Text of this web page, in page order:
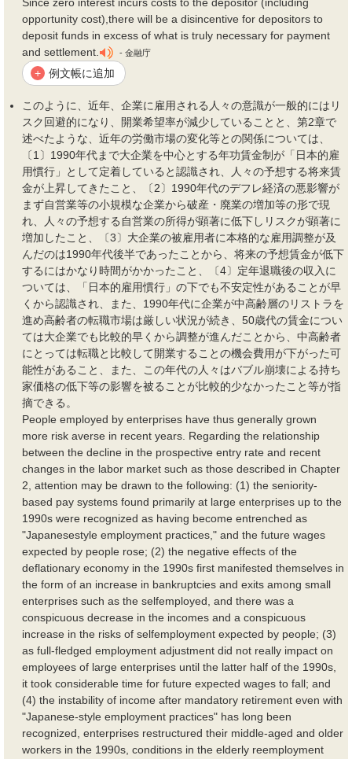
opportunity cost),there will be a disincentive for depositors to
deposit funds in excess of what is truly necessary for payment
and settlement.
- 金融庁
+ 例文帳に追加
このように、近年、企業に雇用される人々の意識が一般的にはリ
スク回避的になり、開業希望率が減少していることと、第2章で
述べたような、近年の労働市場の変化等との関係については、
〔1〕1990年代まで大企業を中心とする年功賃金制が「日本的雇
用慣行」として定着していると認識され、人々の予想する将来賃
金が上昇してきたこと、〔2〕1990年代のデフレ経済の悪影響が
まず自営業等の小規模な企業から破産・廃業の増加等の形で現
れ、人々の予想する自営業の所得が顕著に低下しリスクが顕著に
増加したこと、〔3〕大企業の被雇用者に本格的な雇用調整が及
んだのは1990年代後半であったことから、将来の予想賃金が低下
するにはかなり時間がかかったこと、〔4〕定年退職後の収入に
ついては、「日本的雇用慣行」の下でも不安定性があることが早
くから認識され、また、1990年代に企業が中高齢層のリストラを
進め高齢者の転職市場は厳しい状況が続き、50歳代の賃金につい
ては大企業でも比較的早くから調整が進んだことから、中高齢者
にとっては転職と比較して開業することの機会費用が下がった可
能性があること、また、この年代の人々はバブル崩壊による持ち
家価格の低下等の影響を被ることが比較的少なかったこと等が指
摘できる。
People employed by enterprises have thus generally grown
more risk averse in recent years. Regarding the relationship
between the decline in the prospective entry rate and recent
changes in the labor market such as those described in Chapter
2, attention may be drawn to the following: (1) the seniority-
based pay systems found primarily at large enterprises up to the
1990s were recognized as having become entrenched as
"Japanesestyle employment practices," and the future wages
expected by people rose; (2) the negative effects of the
deflationary economy in the 1990s first manifested themselves in
the form of an increase in bankruptcies and exits among small
enterprises such as the selfemployed, and there was a
conspicuous decrease in the incomes and a conspicuous
increase in the risks of selfemployment expected by people; (3)
as full-fledged employment adjustment did not really impact on
employees of large enterprises until the latter half of the 1990s,
it took considerable time for future expected wages to fall; and
(4) the instability of income after mandatory retirement even with
"Japanese-style employment practices" has long been
recognized, enterprises restructured their middle-aged and older
workers in the 1990s, conditions in the elderly reemployment